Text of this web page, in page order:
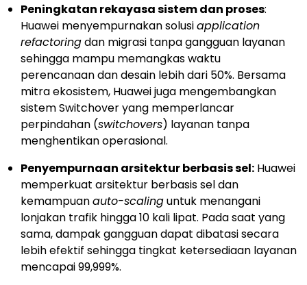
Peningkatan rekayasa sistem dan proses:
Huawei menyempurnakan solusiapplication
refactoringdan migrasi tanpa gangguan layanan
sehingga mampu memangkas waktu
perencanaan dan desain lebih dari 50%. Bersama
mitra ekosistem, Huawei juga mengembangkan
sistem Switchover yang memperlancar
perpindahan (switchovers) layanan tanpa
menghentikan operasional.
Penyempurnaan arsitektur berbasis sel: Huawei
memperkuat arsitektur berbasis sel dan
kemampuanauto-scalinguntuk menangani
lonjakan trafik hingga 10 kali lipat. Pada saat yang
sama, dampak gangguan dapat dibatasi secara
lebih efektif sehingga tingkat ketersediaan layanan
mencapai 99,999%.